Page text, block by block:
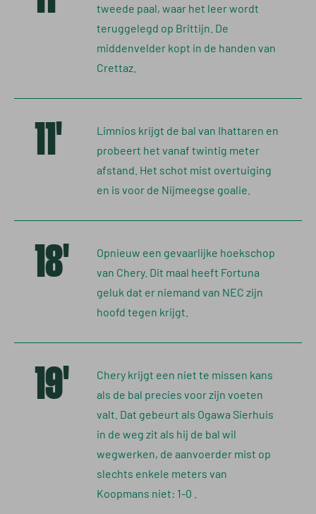
tweede paal, waar het leer wordt
teruggelegd op Brittijn. De
middenvelder kopt in de handen van
Crettaz.
11'
Limnios krijgt de bal van Ihattaren en
probeert het vanaf twintig meter
afstand. Het schot mist overtuiging
en is voor de Nijmeegse goalie.
18'
Opnieuw een gevaarlijke hoekschop
van Chery. Dit maal heeft Fortuna
geluk dat er niemand van NEC zijn
hoofd tegen krijgt.
19'
Chery krijgt een niet te missen kans
als de bal precies voor zijn voeten
valt. Dat gebeurt als Ogawa Sierhuis
in de weg zit als hij de bal wil
wegwerken, de aanvoerder mist op
slechts enkele meters van
Koopmans niet: 1-0 .